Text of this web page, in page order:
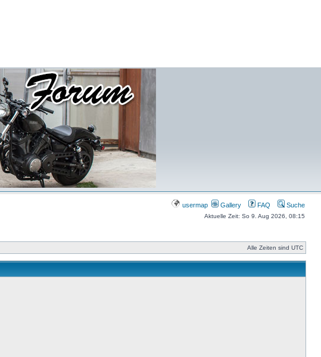
usermap Gallery FAQ Suche
Aktuelle Zeit: So 9. Aug 2026, 08:15
Alle Zeiten sind UTC